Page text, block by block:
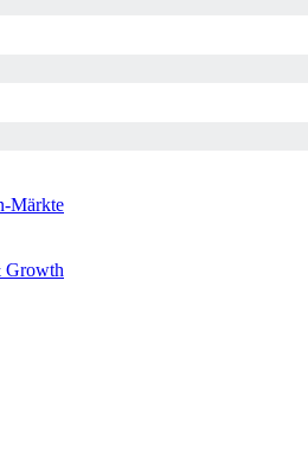
Märkte
Growth